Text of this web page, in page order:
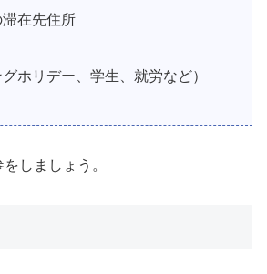
在先住所
ホリデー、学生、就労など）
しましょう。